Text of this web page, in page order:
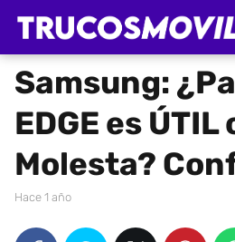
Samsung:
EDGE es ÚTIL
Molesta?
hace 1 año